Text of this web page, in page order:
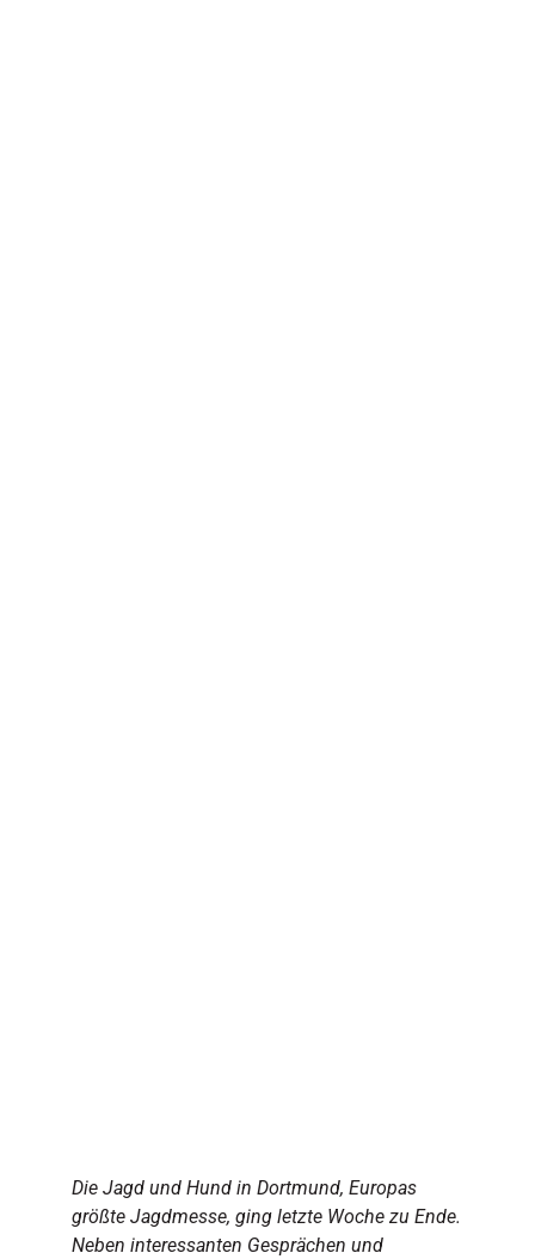
Die Jagd und Hund in Dortmund, Europas
größte Jagdmesse, ging letzte Woche zu Ende.
Neben interessanten Gesprächen und